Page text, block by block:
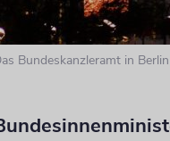
Bundeskanzleramt in Berlin